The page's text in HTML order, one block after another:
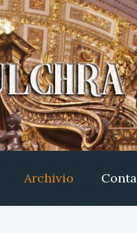
Archivio